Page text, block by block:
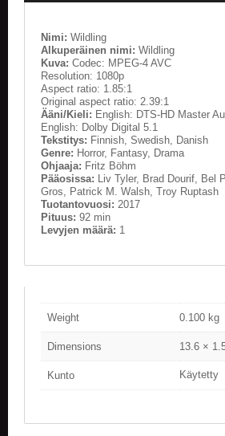
Nimi: Wildling
Alkuperäinen nimi: Wildling
Kuva: Codec: MPEG-4 AVC
Resolution: 1080p
Aspect ratio: 1.85:1
Original aspect ratio: 2.39:1
Ääni/Kieli: English: DTS-HD Master
English: Dolby Digital 5.1
Tekstitys: Finnish, Swedish, Danish
Genre: Horror, Fantasy, Drama
Ohjaaja: Fritz Böhm
Pääosissa: Liv Tyler, Brad Dourif, Bel
Gros, Patrick M. Walsh, Troy Ruptash
Tuotantovuosi: 2017
Pituus: 92 min
Levyjen määrä: 1
Weight 0.100 kg
Dimensions 13.6 ×
Kunto Käytetty